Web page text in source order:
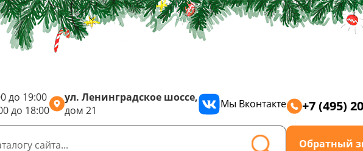
до 19:00
до 18:00
ул. Ленинградское шоссе,
дом 21
Мы Вконтакте +7 (495)
Обратный